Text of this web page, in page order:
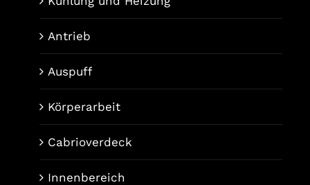
Antrieb
Auspuff
Körperarbeit
Cabrioverdeck
Innenbereich